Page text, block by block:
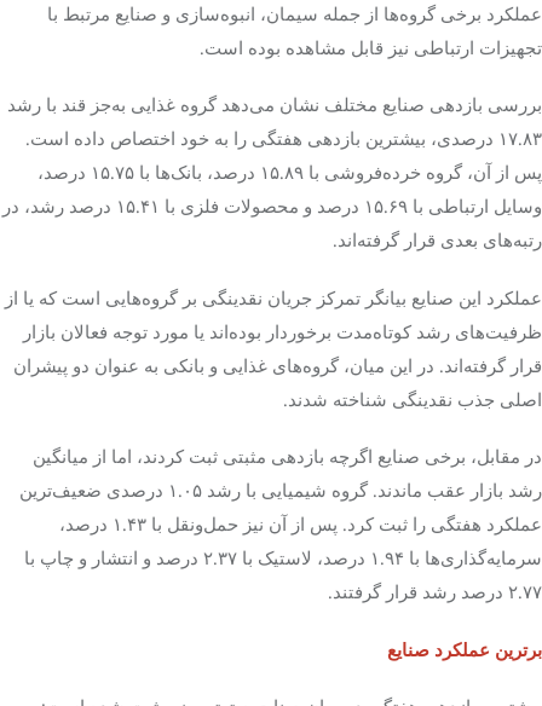
عملکرد برخی گروه‌ها از جمله سیمان، انبوه‌سازی و صنایع مرتبط با
تجهیزات ارتباطی نیز قابل مشاهده بوده است.
بررسی بازدهی صنایع مختلف نشان می‌دهد گروه غذایی به‌جز قند با رشد
۱۷.۸۳ درصدی، بیشترین بازدهی هفتگی را به خود اختصاص داده است.
پس از آن، گروه خرده‌فروشی با ۱۵.۸۹ درصد، بانک‌ها با ۱۵.۷۵ درصد،
وسایل ارتباطی با ۱۵.۶۹ درصد و محصولات فلزی با ۱۵.۴۱ درصد رشد، در
رتبه‌های بعدی قرار گرفته‌اند.
عملکرد این صنایع بیانگر تمرکز جریان نقدینگی بر گروه‌هایی است که یا از
ظرفیت‌های رشد کوتاه‌مدت برخوردار بوده‌اند یا مورد توجه فعالان بازار
قرار گرفته‌اند. در این میان، گروه‌های غذایی و بانکی به عنوان دو پیشران
اصلی جذب نقدینگی شناخته شدند.
در مقابل، برخی صنایع اگرچه بازدهی مثبتی ثبت کردند، اما از میانگین
رشد بازار عقب ماندند. گروه شیمیایی با رشد ۱.۰۵ درصدی ضعیف‌ترین
عملکرد هفتگی را ثبت کرد. پس از آن نیز حمل‌ونقل با ۱.۴۳ درصد،
سرمایه‌گذاری‌ها با ۱.۹۴ درصد، لاستیک با ۲.۳۷ درصد و انتشار و چاپ با
۲.۷۷ درصد رشد قرار گرفتند.
برترین عملکرد صنایع